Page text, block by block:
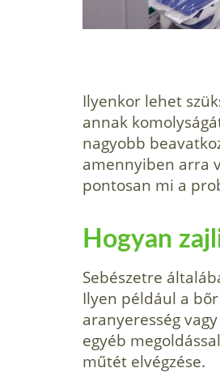
Ilyenkor lehet
annak
nagyobb
amennyiben arra
pontosan mi a
Hogyan
Sebészetre
Ilyen például a
aranyeresség
egyéb
műtét elvégzése.